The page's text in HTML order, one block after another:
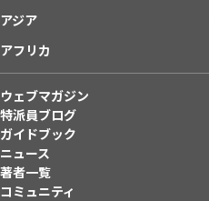
アジア
アフリカ
ウェブマガジン
特派員ブログ
ガイドブック
ニュース
著者一覧
コミュニティ